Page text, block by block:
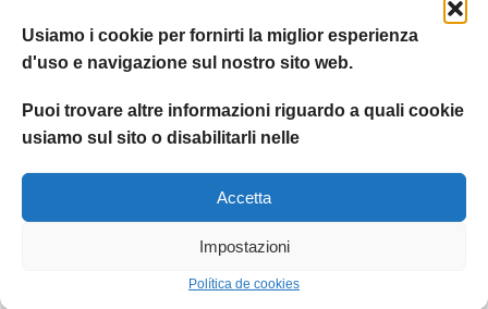
Usiamo i cookie per fornirti la miglior esperienza
d'uso e navigazione sul nostro sito web.
Puoi trovare altre informazioni riguardo a quali cookie
usiamo sul sito o disabilitarli nelle
Accetta
Impostazioni
Política de cookies
Additivi nutrizionali: vitamina A 3600 U.I./kg, vitamina E 75
mg/kg, fumarato di ferro (II) 33 mg/kg, ossido di zinco 6,8
potassio 3,67 mg/kg.
Additivi tecnologici: gomma cassia 2,62 g/kg.